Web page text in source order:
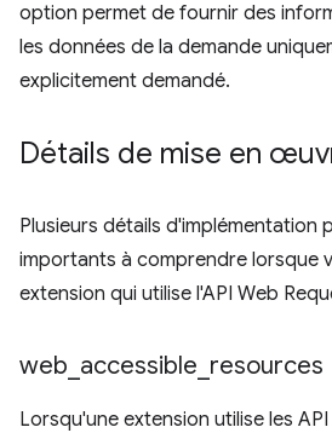
option permet de fournir des
les données de la demande
explicitement demandé.
Détails de mise en
Plusieurs détails d'implémentation
importants à comprendre lorsque
extension qui utilise l'API Web
web accessible resources
Lorsqu'une extension utilise les